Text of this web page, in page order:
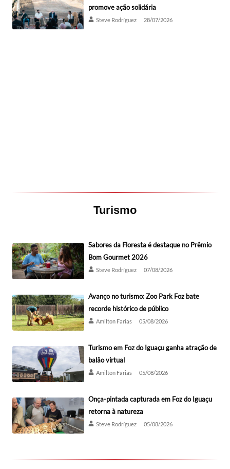
promove ação solidária
Steve Rodríguez 28/07/2026
Turismo
Sabores da Floresta é destaque no Prêmio
Bom Gourmet 2026
Steve Rodríguez 07/08/2026
Avanço no turismo: Zoo Park Foz bate
recorde histórico de público
Amilton Farias 05/08/2026
Turismo em Foz do Iguaçu ganha atração de
balão virtual
Amilton Farias 05/08/2026
Onça-pintada capturada em Foz do Iguaçu
retorna à natureza
Steve Rodríguez 05/08/2026